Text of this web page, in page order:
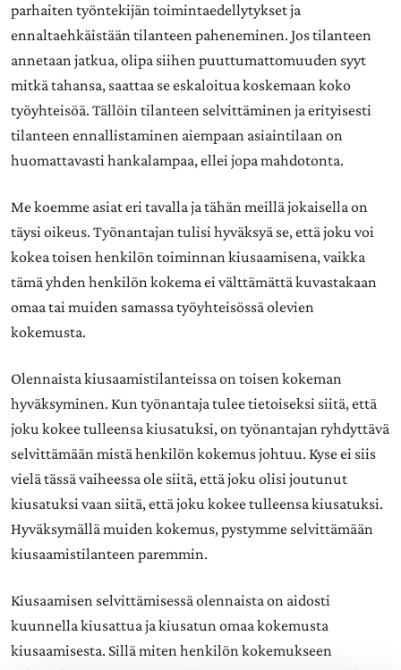
parhaiten työntekijän toimintaedellytykset ja
ennaltaehkäistään tilanteen paheneminen. Jos tilanteen
annetaan jatkua, olipa siihen puuttumattomuuden syyt
mitkä tahansa, saattaa se eskaloitua koskemaan koko
työyhteisöä. Tällöin tilanteen selvittäminen ja erityisesti
tilanteen ennallistaminen aiempaan asiaintilaan on
huomattavasti hankalampaa, ellei jopa mahdotonta.
Me koemme asiat eri tavalla ja tähän meillä jokaisella on
täysi oikeus. Työnantajan tulisi hyväksyä se, että joku voi
kokea toisen henkilön toiminnan kiusaamisena, vaikka
tämä yhden henkilön kokema ei välttämättä kuvastakaan
omaa tai muiden samassa työyhteisössä olevien
kokemusta.
Olennaista kiusaamistilanteissa on toisen kokeman
hyväksyminen. Kun työnantaja tulee tietoiseksi siitä, että
joku kokee tulleensa kiusatuksi, on työnantajan ryhdyttävä
selvittämään mistä henkilön kokemus johtuu. Kyse ei siis
vielä tässä vaiheessa ole siitä, että joku olisi joutunut
kiusatuksi vaan siitä, että joku kokee tulleensa kiusatuksi.
Hyväksymällä muiden kokemus, pystymme selvittämään
kiusaamistilanteen paremmin.
Kiusaamisen selvittämisessä olennaista on aidosti
kuunnella kiusattua ja kiusatun omaa kokemusta
kiusaamisesta. Sillä miten henkilön kokemukseen